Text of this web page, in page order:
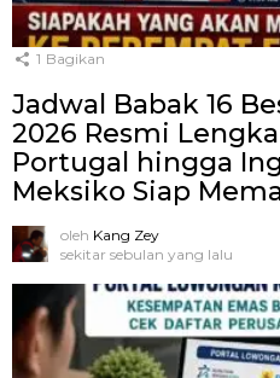
1 Bagikan
Jadwal Babak 16
2026 Resmi
Portugal hingga
Meksiko Siap
oleh Kang Zey
sekitar sebulan yang lalu